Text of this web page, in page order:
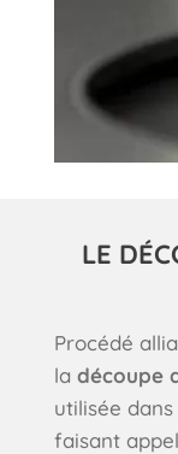
LE
Procédé
la découpe
utilisée dans
faisant